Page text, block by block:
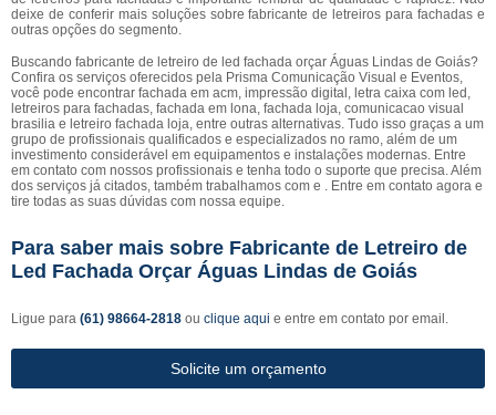
deixe de conferir mais soluções sobre fabricante de letreiros para fachadas e
outras opções do segmento.
Buscando fabricante de letreiro de led fachada orçar Águas Lindas de Goiás?
Confira os serviços oferecidos pela Prisma Comunicação Visual e Eventos,
você pode encontrar fachada em acm, impressão digital, letra caixa com led,
letreiros para fachadas, fachada em lona, fachada loja, comunicacao visual
brasilia e letreiro fachada loja, entre outras alternativas. Tudo isso graças a um
grupo de profissionais qualificados e especializados no ramo, além de um
investimento considerável em equipamentos e instalações modernas. Entre
em contato com nossos profissionais e tenha todo o suporte que precisa. Além
dos serviços já citados, também trabalhamos com e . Entre em contato agora e
tire todas as suas dúvidas com nossa equipe.
Para saber mais sobre Fabricante de Letreiro de
Led Fachada Orçar Águas Lindas de Goiás
Ligue para (61) 98664-2818 ou clique aqui e entre em contato por email.
Solicite um orçamento